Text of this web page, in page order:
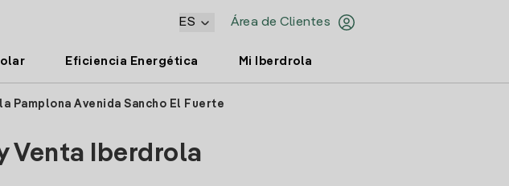
Área de Clientes
ES
Eficiencia Energética Mi Iberdrola
Pamplona Avenida Sancho El Fuerte
Venta Iberdrola